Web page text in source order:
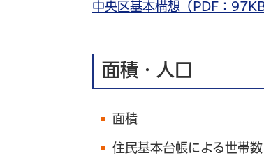
中央区基本構想（PDF：97KB
面積・人口
面積
住民基本台帳による世帯